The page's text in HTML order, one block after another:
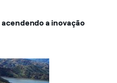
a inovação